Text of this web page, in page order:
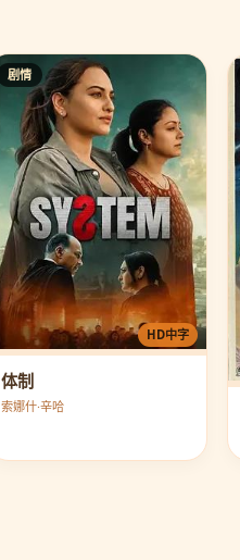
剧情
HD中字
体制
索娜什·辛哈